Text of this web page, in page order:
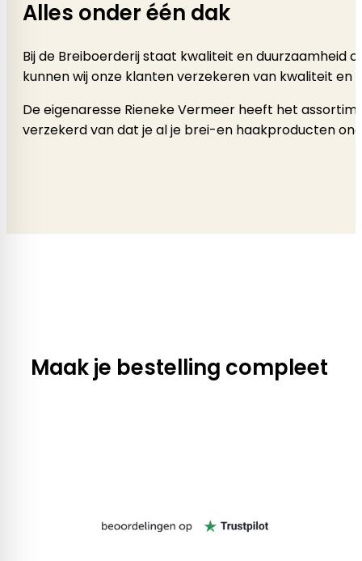
Alles onder één dak
Bij de Breiboerderij staat kwaliteit en duurzaamheid
kunnen wij onze klanten verzekeren van kwaliteit en
De eigenaresse Rieneke Vermeer heeft het
verzekerd van dat je al je brei-en haakproducten
Maak je bestelling compleet